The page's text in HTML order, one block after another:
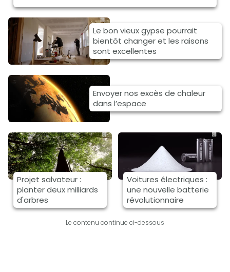
Le bon vieux gypse pourrait
bientôt changer et les raisons
sont excellentes
Envoyer nos excès de chaleur
dans l’espace
Projet salvateur :
planter deux milliards
d'arbres
Voitures électriques :
une nouvelle batterie
révolutionnaire
Le contenu continue ci-dessous